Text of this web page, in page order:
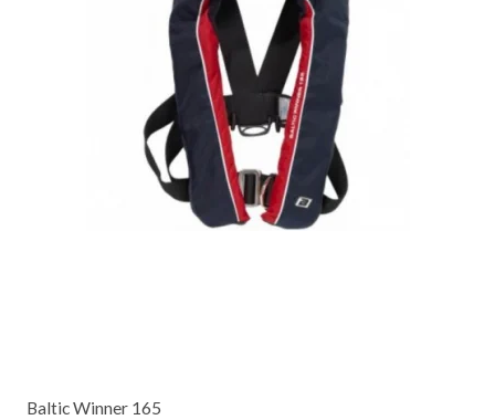
Baltic Winner 165